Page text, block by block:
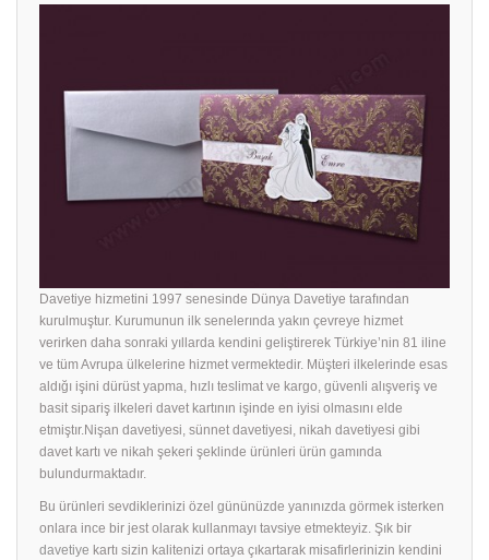
Davetiye hizmetini 1997 senesinde Dünya Davetiye tarafından
kurulmuştur. Kurumunun ilk senelerında yakın çevreye hizmet
verirken daha sonraki yıllarda kendini geliştirerek Türkiye’nin 81 iline
ve tüm Avrupa ülkelerine hizmet vermektedir. Müşteri ilkelerinde esas
aldığı işini dürüst yapma, hızlı teslimat ve kargo, güvenli alışveriş ve
basit sipariş ilkeleri davet kartının işinde en iyisi olmasını elde
etmiştır.Nişan davetiyesi, sünnet davetiyesi, nikah davetiyesi gibi
davet kartı ve nikah şekeri şeklinde ürünleri ürün gamında
bulundurmaktadır.
Bu ürünleri sevdiklerinizi özel gününüzde yanınızda görmek isterken
onlara ince bir jest olarak kullanmayı tavsiye etmekteyiz. Şık bir
davetiye kartı sizin kalitenizi ortaya çıkartarak misafirlerinizin kendini